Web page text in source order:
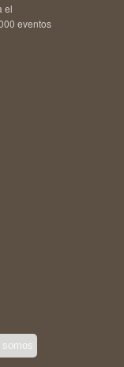
el
eventos
somos